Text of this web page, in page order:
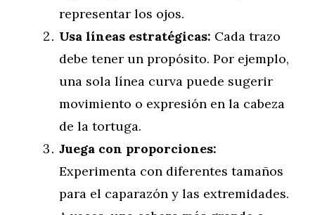
representar los ojos.
Usa líneas estratégicas: Cada trazo
debe tener un propósito. Por ejemplo,
una sola línea curva puede sugerir
movimiento o expresión en la cabeza
de la tortuga.
Juega con proporciones:
Experimenta con diferentes tamaños
para el caparazón y las extremidades.